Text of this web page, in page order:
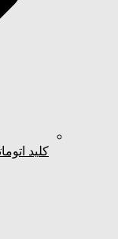
کلید